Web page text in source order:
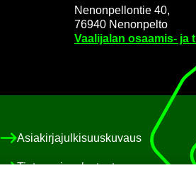
Ne­non­pel­lon­tie 40,
76940 Ne­non­pel­to
Vaa­li­ja­lan osaamis-​ ja
Asia­kir­ja­jul­ki­suus­ku­vaus
Tie­to­suo­ja­se­los­teet